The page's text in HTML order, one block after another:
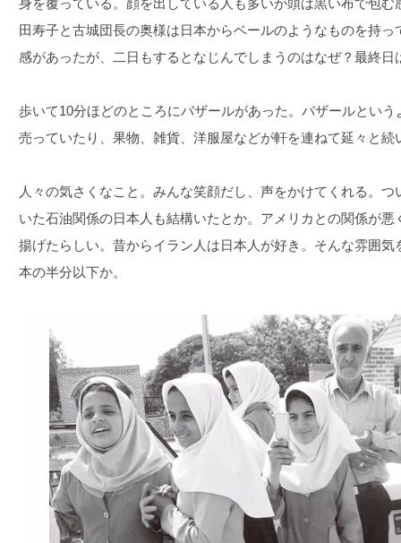
身を覆っている。顔を出している人も多いが頭は黒い布で包
田寿子と古城団長の奥様は日本からベールのようなものを持
感があったが、二日もするとなじんでしまうのはなぜ？最終
歩いて10分ほどのところにバザールがあった。バザールとい
売っていたり、果物、雑貨、洋服屋などが軒を連ねて延々と続
人々の気さくなこと。みんな笑顔だし、声をかけてくれる。
いた石油関係の日本人も結構いたとか。アメリカとの関係が
揚げたらしい。昔からイラン人は日本人が好き。そんな雰囲
本の半分以下か。